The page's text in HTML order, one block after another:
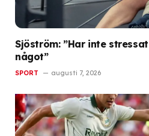
Sjöström: ”Har inte
något”
SPORT augusti 7, 2026